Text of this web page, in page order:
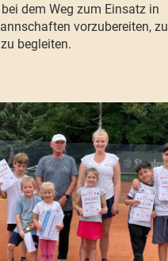
dem Weg zum Einsatz in
vorzubereiten, zu
begleiten.